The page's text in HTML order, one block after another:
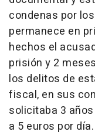
condenas por
permanece en
hechos el
prisión y 2
los delitos de
fiscal, en sus
solicitaba 3
a 5 euros por día.